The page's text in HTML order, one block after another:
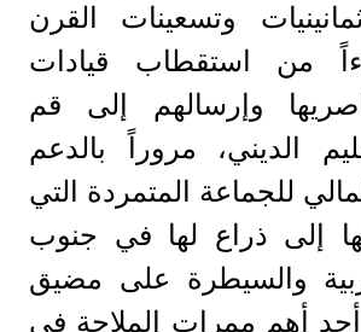
وتسعينات القرن
من استقطاب قيادات
وإرسالهم إلى قم
الديني، مروراً بالدعم
للجماعة المتمردة التي
إلى ذراع لها في جنوب
والسيطرة على مضيق
أهم ممرات الملاحة في